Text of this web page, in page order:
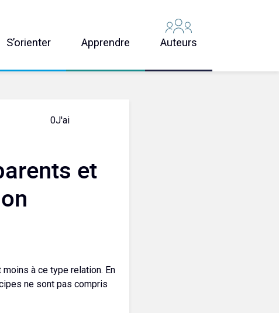
S’orienter Apprendre Auteurs
0J'aime
et
à ce type relation. En
ne sont pas compris